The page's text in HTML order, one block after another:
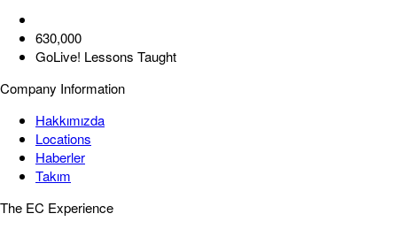
630,000
GoLive! Lessons Taught
Company Information
Hakkımızda
Locations
Haberler
Takım
The EC Experience